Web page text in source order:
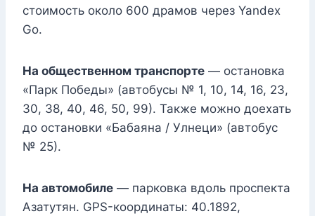
стоимость около 600 драмов через Yandex
Go.
На общественном транспорте — остановка
«Парк Победы» (автобусы № 1, 10, 14, 16, 23,
30, 38, 40, 46, 50, 99). Также можно доехать
до остановки «Бабаяна / Улнеци» (автобус
№ 25).
На автомобиле — парковка вдоль проспекта
Азатутян. GPS-координаты: 40.1892,